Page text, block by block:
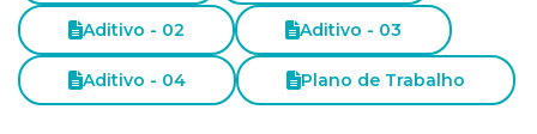
Aditivo - 02 Aditivo - 03
Aditivo - 04 Plano de Trabalho